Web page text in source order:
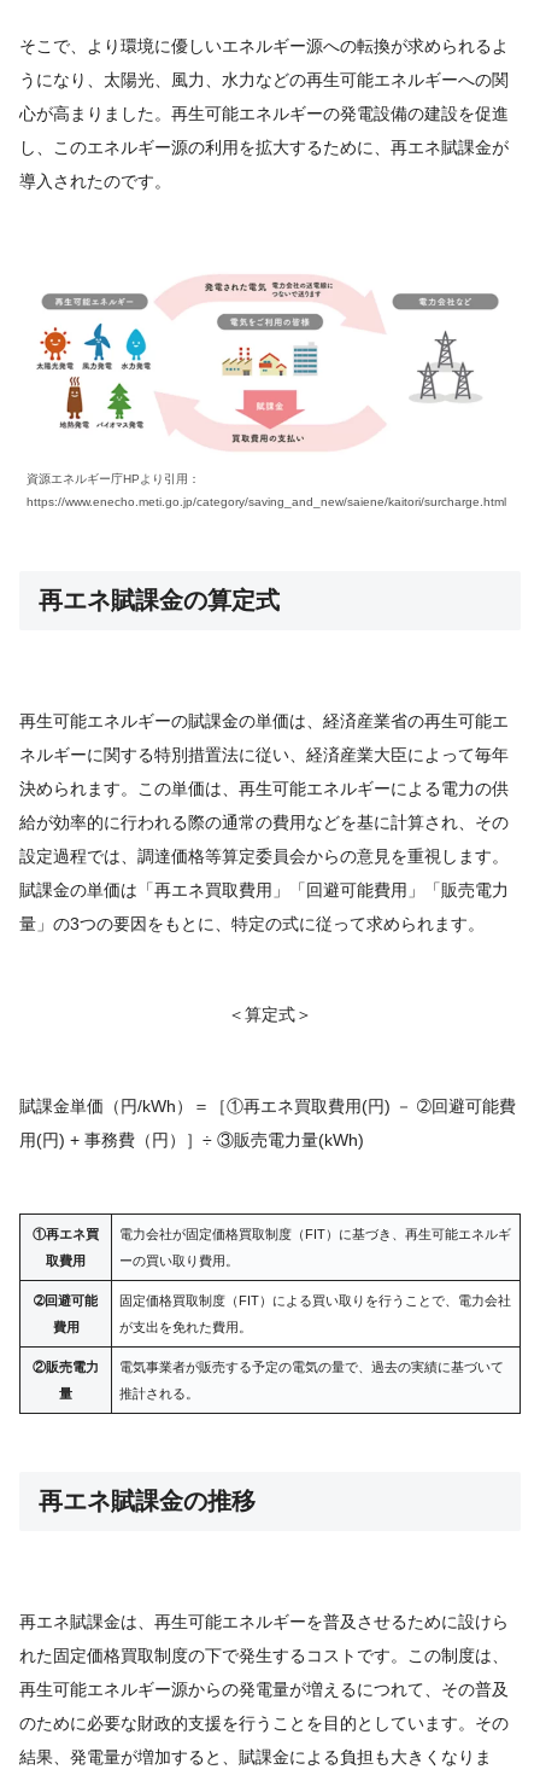
そこで、より環境に優しいエネルギー源への転換が求められるよ
うになり、太陽光、風力、水力などの再生可能エネルギーへの関
心が高まりました。再生可能エネルギーの発電設備の建設を促進
し、このエネルギー源の利用を拡大するために、再エネ賦課金が
導入されたのです。
資源エネルギー庁HPより引用：
https://www.enecho.meti.go.jp/category/saving_and_new/saiene/kaitori/surcharge.html
再エネ賦課金の算定式
再生可能エネルギーの賦課金の単価は、経済産業省の再生可能エ
ネルギーに関する特別措置法に従い、経済産業大臣によって毎年
決められます。この単価は、再生可能エネルギーによる電力の供
給が効率的に行われる際の通常の費用などを基に計算され、その
設定過程では、調達価格等算定委員会からの意見を重視します。
賦課金の単価は「再エネ買取費用」「回避可能費用」「販売電力
量」の3つの要因をもとに、特定の式に従って求められます。
＜算定式＞
賦課金単価（円/kWh）＝［①再エネ買取費用(円) － ➁回避可能費
用(円) + 事務費（円）］÷ ③販売電力量(kWh)
①再エネ買
取費用
電力会社が固定価格買取制度（FIT）に基づき、再生可能エネルギ
ーの買い取り費用。
➁回避可能
費用
固定価格買取制度（FIT）による買い取りを行うことで、電力会社
が支出を免れた費用。
②販売電力
量
電気事業者が販売する予定の電気の量で、過去の実績に基づいて
推計される。
再エネ賦課金の推移
再エネ賦課金は、再生可能エネルギーを普及させるために設けら
れた固定価格買取制度の下で発生するコストです。この制度は、
再生可能エネルギー源からの発電量が増えるにつれて、その普及
のために必要な財政的支援を行うことを目的としています。その
結果、発電量が増加すると、賦課金による負担も大きくなりま